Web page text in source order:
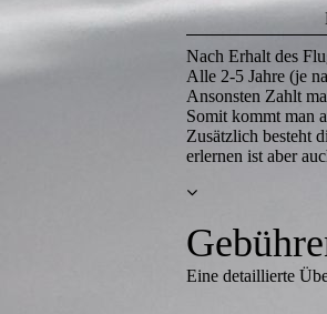
Nach Erhalt des
Alle 2-5 Jahre (je
Ansonsten Zahlt
Somit kommt man
Zusätzlich besteht
erlernen ist aber
Eine detaillierte